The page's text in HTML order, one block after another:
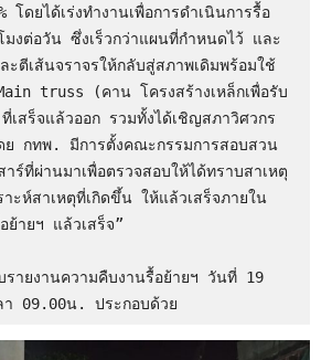
โดยได้เร่งทำงานเพื่อการดำเนินการรื้อ
งต่อวัน ซึ่งเร็วกว่าแผนที่กำหนดไว้ และ
ะตีเส้นจราจรให้กลับสู่สภาพเดิมพร้อมใช้
truss (คาน โครงสร้างเหล็กเพื่อรับ
สร็จแล้วออก รวมทั้งได้เชิญสภาวิศวกร
ย กทพ. มีการตั้งคณะกรรมการสอบสวน
าร์ที่ผ่านมาเพื่อตรวจสอบให้ได้ทราบสาเหตุ
ะห์สาเหตุที่เกิดขึ้น ให้แล้วเสร็จภายใน
ายฯ แล้วเสร็จ”
า 09.00น. ประกอบด้วย